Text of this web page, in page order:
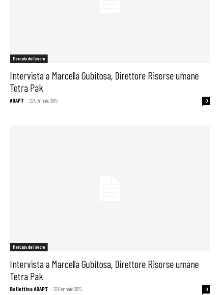
Mercato del lavoro
Intervista a Marcella Gubitosa, Direttore Risorse umane
Tetra Pak
ADAPT - 22 Gennaio 2015 0
Mercato del lavoro
Intervista a Marcella Gubitosa, Direttore Risorse umane
Tetra Pak
Bollettino ADAPT - 22 Gennaio 2015 0